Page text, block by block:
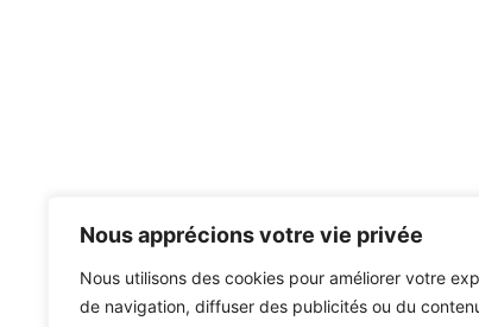
Nous apprécions votre vie privée
Nous utilisons des cookies pour améliorer votre
de navigation, diffuser des publicités ou du